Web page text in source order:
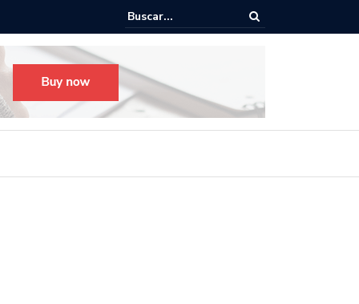
para el Festival Desfile Día de Muertos 2025 en Guadalajara